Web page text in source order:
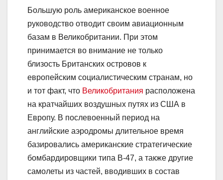
Большую роль американское военное
руководство отводит своим авиационным
базам в Великобритании. При этом
принимается во внимание не только
близость Британских островов к
европейским социалистическим странам, но
и тот факт, что Великобритания расположена
на кратчайших воздушных путях из США в
Европу. В послевоенный период на
английские аэродромы длительное время
базировались американские стратегические
бомбардировщики типа В-47, а также другие
самолеты из частей, вводивших в состав